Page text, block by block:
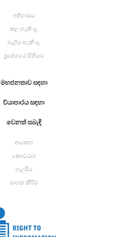
ඉතිහාසය
කල හැකි දෑ
බැලිය හැකි දෑ
ප්‍රදේශයේ සිතියම
මහජනතාව සඳහා
ව්යාපාරය සඳහා
වෙනත් සබැඳි
ආයතන
කොට්ඨාශ
ගැලරිය
බාගත කිරීම්